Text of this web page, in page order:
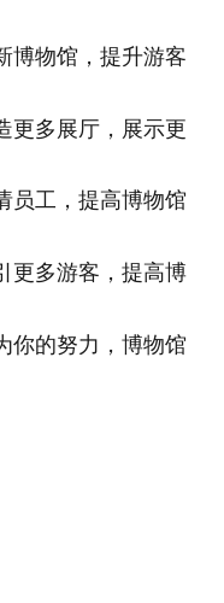
博物馆，提升游客
更多展厅，展示更
员工，提高博物馆
更多游客，提高博
你的努力，博物馆